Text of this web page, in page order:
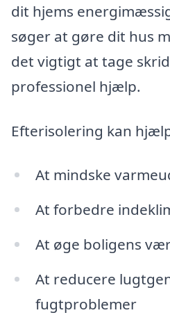
dit hjems
søger at gøre dit hus
det vigtigt at tage
professionel hjælp.
Efterisolering kan
At mindske
At forbedre
At øge boligens
At reducere
fugtproblemer